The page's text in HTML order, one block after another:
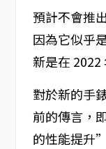
預計不會推
因為它似乎
新是在 2022
對於新的手
前的傳言，
的性能提升